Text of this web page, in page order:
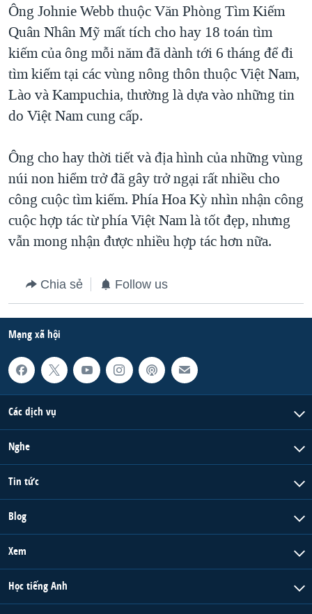
QUAN HỆ VIỆT MỸ
Ông Johnie Webb thuộc Văn Phòng Tìm Kiếm
Quân Nhân Mỹ mất tích cho hay 18 toán tìm
kiếm của ông mỗi năm đã dành tới 6 tháng để đi
tìm kiếm tại các vùng nông thôn thuộc Việt Nam,
Lào và Kampuchia, thường là dựa vào những tin
do Việt Nam cung cấp.
Ông cho hay thời tiết và địa hình của những vùng
núi non hiểm trở đã gây trở ngại rất nhiều cho
công cuộc tìm kiếm. Phía Hoa Kỳ nhìn nhận công
cuộc hợp tác từ phía Việt Nam là tốt đẹp, nhưng
vẫn mong nhận được nhiều hợp tác hơn nữa.
Chia sẻ Follow us
Mạng xã hội
Các dịch vụ
Nghe
Tin tức
Blog
Xem
Học tiếng Anh